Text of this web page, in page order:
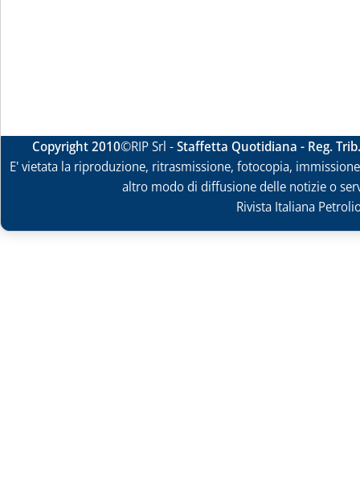
Copyright 2010©RIP Srl -Staffetta Quotidiana - Reg.
E' vietata la riproduzione, ritrasmissione, fotocopia,
altro modo di diffusione delle notizie o
Rivista Italiana